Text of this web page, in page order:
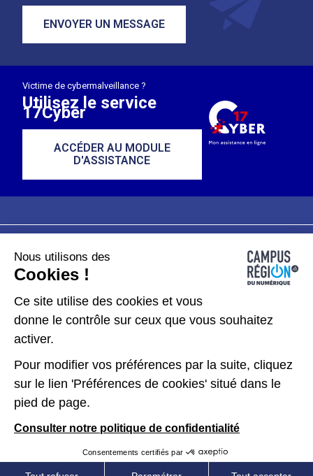
ENVOYER UN MESSAGE
Victime de cybermalveillance ?
Utilisez le service
17Cyber
ACCÉDER AU MODULE
D'ASSISTANCE
Plan du site
Données personnelles
Gérer les cookies
Kit de communication
Accessibilité : partiellement conforme
Nous utilisons des
Cookies !
Ce site utilise des cookies et vous
donne le contrôle sur ceux que vous souhaitez
activer.
Pour modifier vos préférences par la suite, cliquez
sur le lien 'Préférences de cookies' situé dans le
pied de page.
Consulter notre politique de confidentialité
Consentements certifiés par